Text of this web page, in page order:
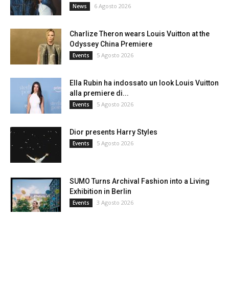
News 6 Agosto 2026
Charlize Theron wears Louis Vuitton at the
Odyssey China Premiere
Events 5 Agosto 2026
Ella Rubin ha indossato un look Louis Vuitton
alla premiere di...
Events 5 Agosto 2026
Dior presents Harry Styles
Events 5 Agosto 2026
SUMO Turns Archival Fashion into a Living
Exhibition in Berlin
Events 3 Agosto 2026